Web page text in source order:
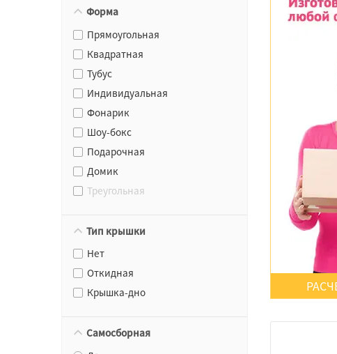
Форма
Прямоугольная
Квадратная
Тубус
Индивидуальная
Фонарик
Шоу-бокс
Подарочная
Домик
Треугольная
Тип крышки
Нет
Откидная
Крышка-дно
Самосборная